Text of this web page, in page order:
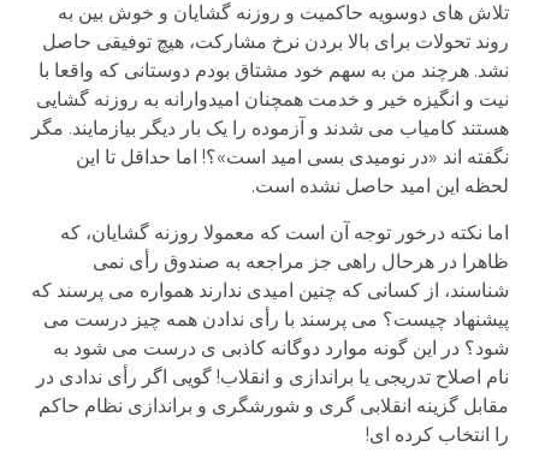
تلاش های دوسویه حاکمیت و روزنه گشایان و خوش بین به
روند تحولات برای بالا بردن نرخ مشارکت، هیچ توفیقی حاصل
نشد. هرچند من به سهم خود مشتاق بودم دوستانی که واقعا با
نیت و انگیزه خیر و خدمت همچنان امیدوارانه به روزنه گشایی
هستند کامیاب می شدند و آزموده را یک بار دیگر بیازمایند. مگر
نگفته اند «در نومیدی بسی امید است»؟! اما حداقل تا این
لحظه این امید حاصل نشده است.
اما نکته درخور توجه آن است که معمولا روزنه گشایان، که
ظاهرا در هرحال راهی جز مراجعه به صندوق رأی نمی
شناسند، از کسانی که چنین امیدی ندارند همواره می پرسند که
پیشنهاد چیست؟ می پرسند با رأی ندادن همه چیز درست می
شود؟ در این گونه موارد دوگانه کاذبی ی درست می شود به
نام اصلاح تدریجی یا براندازی و انقلاب! گویی اگر رأی ندادی در
مقابل گزینه انقلابی گری و شورشگری و براندازی نظام حاکم
را انتخاب کرده ای!